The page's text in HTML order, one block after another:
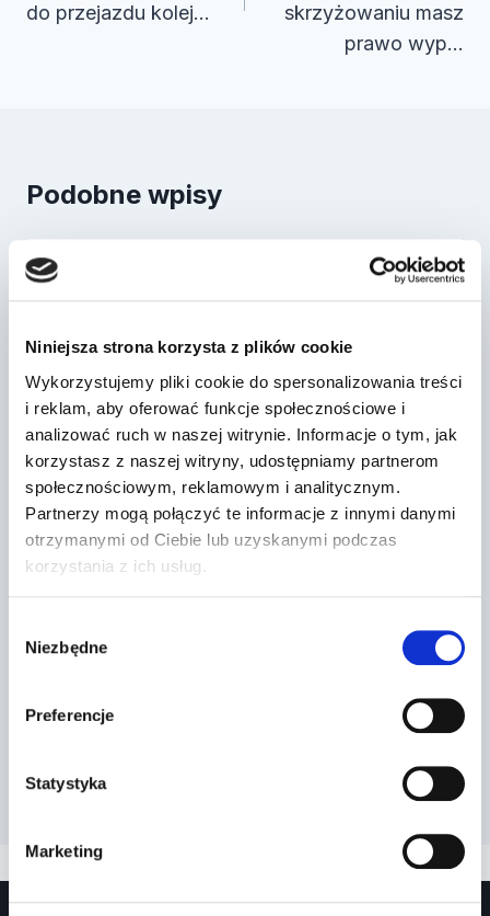
Niniejsza strona korzysta z plików cookie
Wykorzystujemy pliki cookie do spersonalizowania treści
i reklam, aby oferować funkcje społecznościowe i
analizować ruch w naszej witrynie. Informacje o tym, jak
korzystasz z naszej witryny, udostępniamy partnerom
społecznościowym, reklamowym i analitycznym.
Partnerzy mogą połączyć te informacje z innymi danymi
otrzymanymi od Ciebie lub uzyskanymi podczas
korzystania z ich usług.
zgody
Niezbędne
Preferencje
Statystyka
Marketing
do przejazdu kolej…
skrzyżowaniu masz
prawo wyp…
Podobne wpisy
Dr Prawko odpowiada: Czy
ostrzegawczym tabliczka w…
Przez 2022-03-13